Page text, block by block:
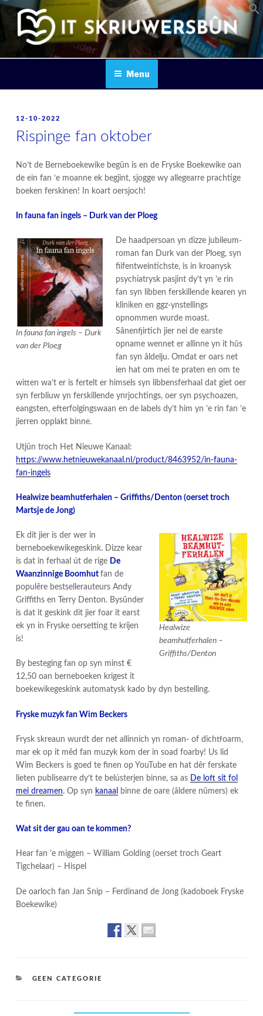
Skip
content
IT SKRIUWERSBOUN
Menu
POSTED
12-10-2022
Rispinge fan oktober
No’t de Berneboekewike begûn is en de Fryske Boekewike oan
de ein fan ‘e moanne ek begjint, sjogge wy allegearre prachtige
boeken ferskinen! In koart oersjoch!
In fauna fan ingels – Durk van der Ploeg
In fauna fan ingels – Durk
van der Ploeg
De haadpersoan yn dizze jubileum-
roman fan Durk van der Ploeg, syn
fiifentweintichste, is in kroanysk
psychiatrysk pasjint dy’t yn ’e rin
fan syn libben ferskillende kearen yn
kliniken en ggz-ynstellings
opnommen wurde moast.
Sânenfjirtich jier nei de earste
opname wennet er allinne yn it hûs
fan syn âldelju. Omdat er oars net
ien hat om mei te praten en om te
witten wa’t er is fertelt er himsels syn libbensferhaal dat giet oer
syn ferbliuw yn ferskillende ynrjochtings, oer syn psychoazen,
eangsten, efterfolgingswaan en de labels dy’t him yn ’e rin fan ’e
jierren opplakt binne.
Utjûn troch Het Nieuwe Kanaal:
https://www.hetnieuwekanaal.nl/product/8463952/in-fauna-
fan-ingels
Healwize beamhutferhalen – Griffiths/Denton (oerset troch
Martsje de Jong)
Healwize
beamhutferhalen –
Griffiths/Denton
Ek dit jier is der wer in
berneboekewikegeskink. Dizze kear
is dat in ferhaal út de rige De
Waanzinnige Boomhut fan de
populêre bestsellerauteurs Andy
Griffiths en Terry Denton. Bysûnder
is dat it geskink dit jier foar it earst
ek yn in Fryske oersetting te krijen
is!
By besteging fan op syn minst €
12,50 oan berneboeken krigest it
boekewikegeskink automatysk kado by dyn bestelling.
Fryske muzyk fan Wim Beckers
Frysk skreaun wurdt der net allinnich yn roman- of dichtfoarm,
mar ek op it mêd fan muzyk kom der in soad foarby! Us lid
Wim Beckers is goed te finen op YouTube en hat dêr ferskate
lieten publisearre dy’t te belústerjen binne, sa as De loft sit fol
mei dreamen. Op syn kanaal
binne de oare (âldere nûmers) ek
te finen.
Wat sit der gau oan te kommen?
Hear fan ’e miggen – William Golding (oerset troch Geart
Tigchelaar) – Hispel
De oarloch fan Jan Snip – Ferdinand de Jong (kadoboek Fryske
Boekewike)
CATEGORIES
GEEN CATEGORIE